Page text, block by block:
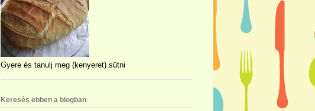
Gyere és tanulj meg (kenyeret) sütni
Keresés ebben a blogban